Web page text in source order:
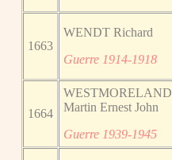
1663
WENDT Richard
Guerre 1914-1918
1664
WESTMORELAND
Martin Ernest John
Guerre 1939-1945